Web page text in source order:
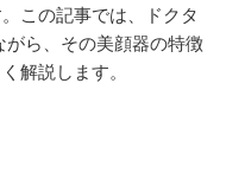
この記事では、ドクタ
ら、その美顔器の特徴
解説します。